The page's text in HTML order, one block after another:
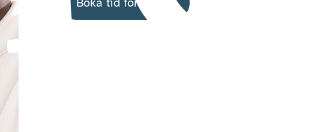
Boka tid för besök